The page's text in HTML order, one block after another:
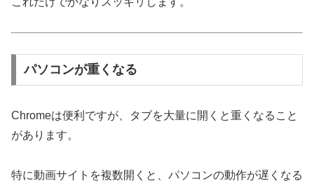
パソコンが重くなる
Chromeは便利ですが、タブを大量に開くと重くなること
があります。
特に動画サイトを複数開くと、パソコンの動作が遅くなる